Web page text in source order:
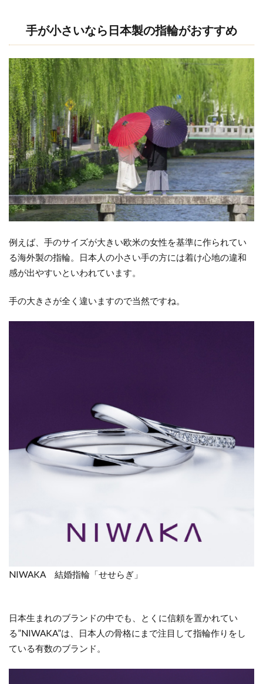
手が小さいなら日本製の指輪がおすすめ
例えば、手のサイズが大きい欧米の女性を基準に作られてい
る海外製の指輪。日本人の小さい手の方には着け心地の違和
感が出やすいといわれています。
手の大きさが全く違いますので当然ですね。
NIWAKA 結婚指輪「せせらぎ」
日本生まれのブランドの中でも、とくに信頼を置かれてい
る”NIWAKA”は、日本人の骨格にまで注目して指輪作りをし
ている有数のブランド。